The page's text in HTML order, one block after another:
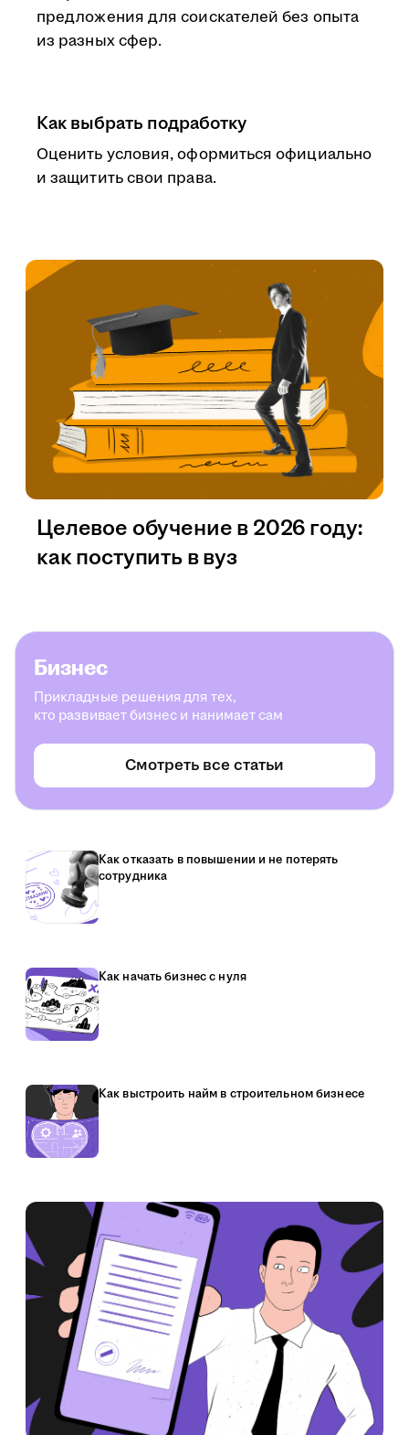
предложения для соискателей без опыта
из разных сфер.
Как выбрать подработку
Оценить условия, оформиться официально
и защитить свои права.
Целевое обучение в 2026 году:
как поступить в вуз
Бизнес
Прикладные решения для тех,
кто развивает бизнес и нанимает сам
Смотреть все статьи
Как отказать в повышении и не потерять
сотрудника
Как начать бизнес с нуля
Как выстроить найм в строительном бизнесе